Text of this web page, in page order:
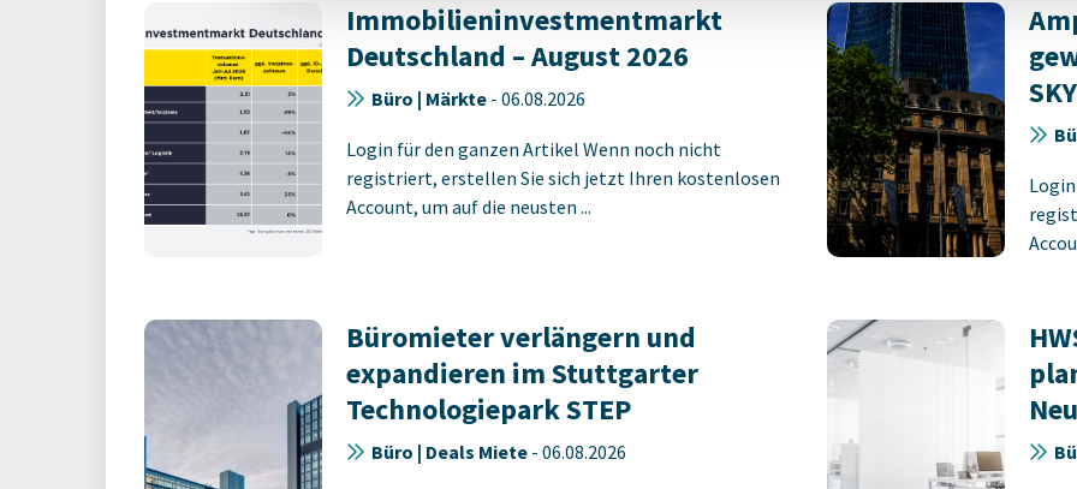
Immobilieninvestmentmarkt
Deutschland – August 2026
Büro | Märkte - 06.08.2026
Login für den ganzen Artikel Wenn noch nicht
registriert, erstellen Sie sich jetzt Ihren kostenlosen
Account, um auf die neusten ...
Büromieter verlängern und
expandieren im Stuttgarter
Technologiepark STEP
Büro | Deals Miete - 06.08.2026